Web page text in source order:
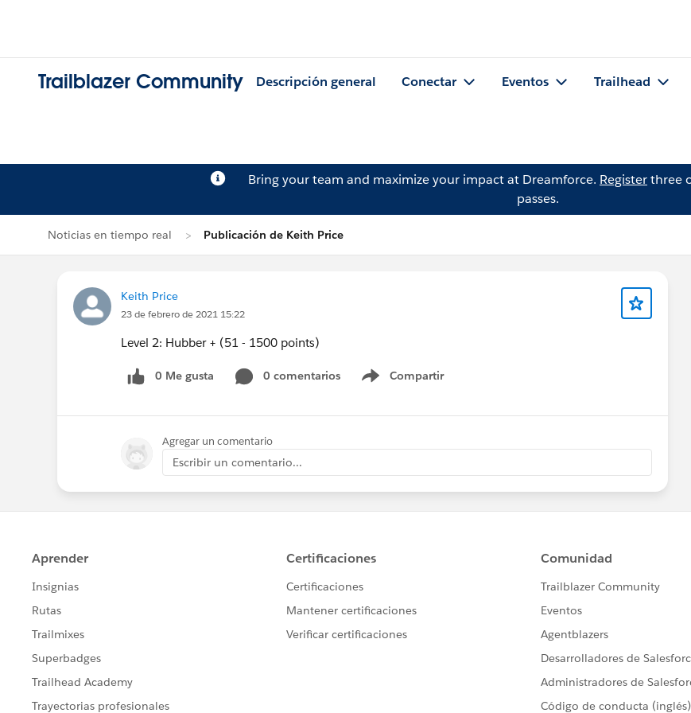
Trailblazer Community Descripción general Conectar Eventos Trailhead
Bring your team and maximize your impact at Dreamforce. Registerthree
passes.
Noticias en tiempo real Publicación de Keith Price
Keith Price
23 de febrero de 2021 15:22
Level 2: Hubber + (51 - 1500 points)
0 Me gusta 0 comentarios Compartir
Show menu
Agregar un comentario
Escribir un comentario...